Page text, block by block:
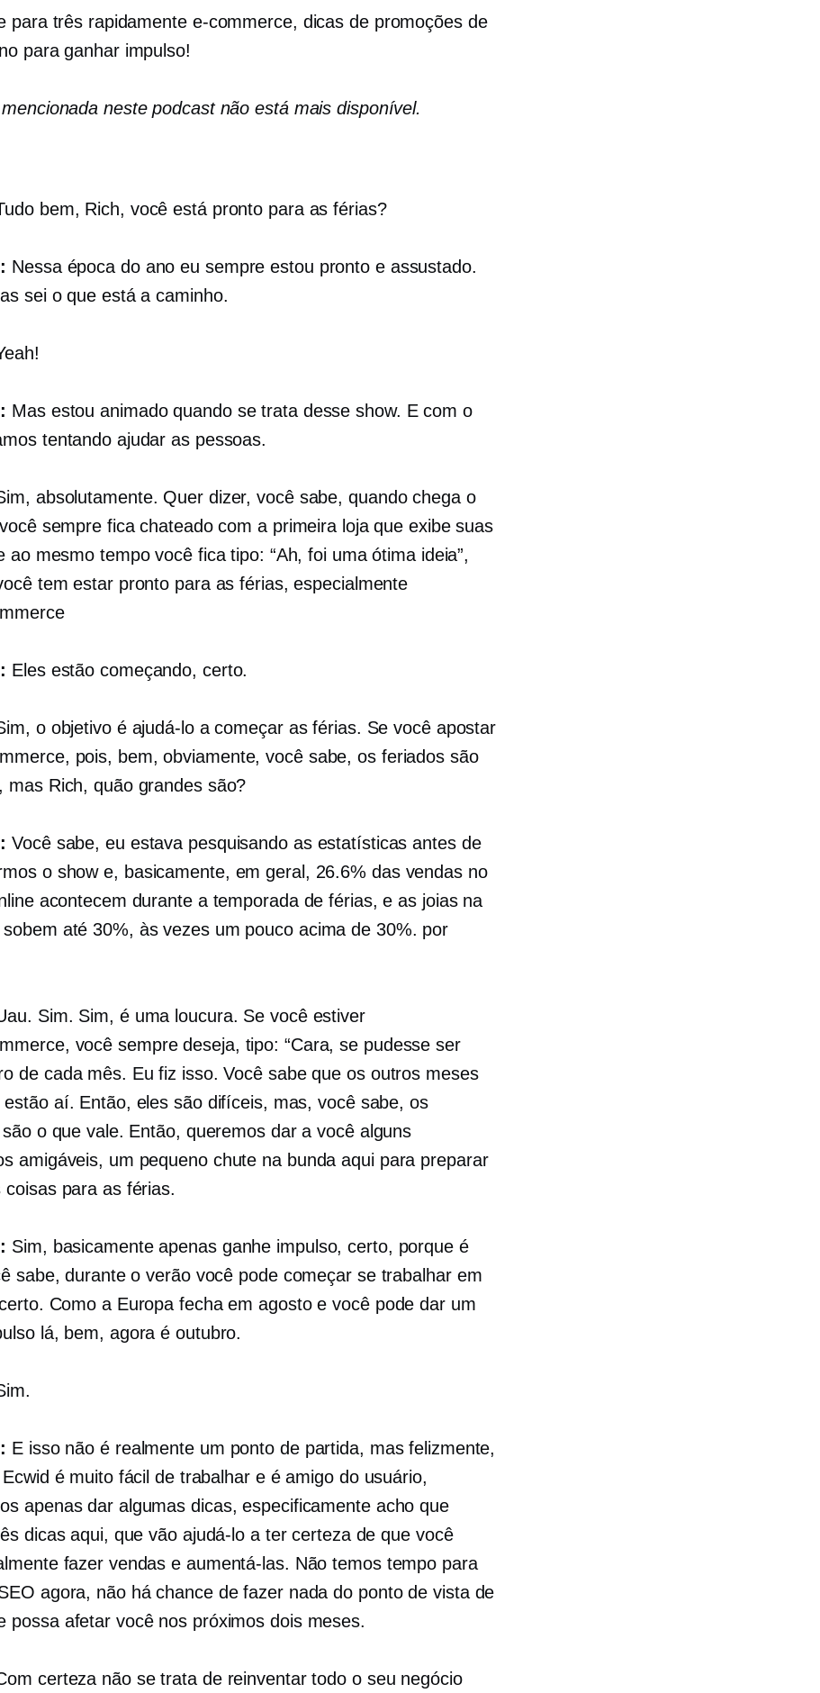
para três rapidamente e-commerce, dicas de promoções de
para ganhar impulso!
neste podcast não está mais disponível.
bem, Rich, você está pronto para as férias?
Nessa época do ano eu sempre estou pronto e assustado.
sei o que está a caminho.
Mas estou animado quando se trata desse show. E com o
tentando ajudar as pessoas.
absolutamente. Quer dizer, você sabe, quando chega o
sempre fica chateado com a primeira loja que exibe suas
ao mesmo tempo você fica tipo: “Ah, foi uma ótima ideia”,
tem estar pronto para as férias, especialmente
Eles estão começando, certo.
o objetivo é ajudá-lo a começar as férias. Se você apostar
pois, bem, obviamente, você sabe, os feriados são
mas Rich, quão grandes são?
Você sabe, eu estava pesquisando as estatísticas antes de
o show e, basicamente, em geral, 26.6% das vendas no
acontecem durante a temporada de férias, e as joias na
até 30%, às vezes um pouco acima de 30%. por
Sim. Sim, é uma loucura. Se você estiver
você sempre deseja, tipo: “Cara, se pudesse ser
de cada mês. Eu fiz isso. Você sabe que os outros meses
aí. Então, eles são difíceis, mas, você sabe, os
o que vale. Então, queremos dar a você alguns
amigáveis, um pequeno chute na bunda aqui para preparar
coisas para as férias.
Sim, basicamente apenas ganhe impulso, certo, porque é
sabe, durante o verão você pode começar se trabalhar em
Como a Europa fecha em agosto e você pode dar um
lá, bem, agora é outubro.
E isso não é realmente um ponto de partida, mas felizmente,
é muito fácil de trabalhar e éamigo do usuário,
apenas dar algumas dicas, especificamente acho que
dicas aqui, que vão ajudá-lo a ter certeza de que você
fazer vendas e aumentá-las. Não temos tempo para
agora, não há chance de fazer nada do ponto de vista de
possa afetar você nos próximos dois meses.
certeza não se trata de reinventar todo o seu negócio